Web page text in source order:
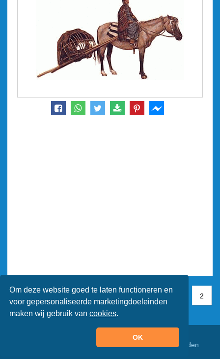
Om deze website goed te laten functioneren en
voor gepersonaliseerde marketingdoeleinden
maken wij gebruik vancookies.
OK
2
© Animaatjes.nl - 2005/2026 - Alle rechten voorbehouden